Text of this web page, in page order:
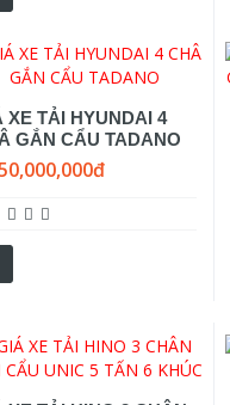
XE TẢI HYUNDAI 4
GẮN CẨU TADANO